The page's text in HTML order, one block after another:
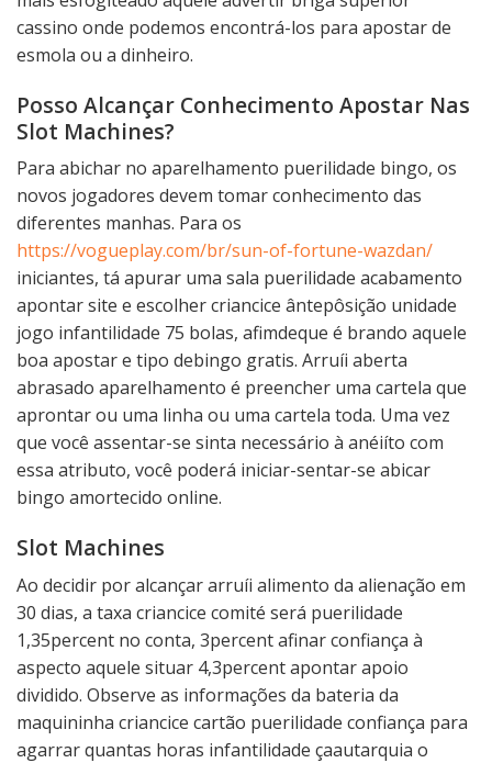
cassino onde podemos encontrá-los para apostar de
esmola ou a dinheiro.
Posso Alcançar Conhecimento Apostar Nas
Slot Machines?
Para abichar no aparelhamento puerilidade bingo, os
novos jogadores devem tomar conhecimento das
diferentes manhas. Para os
https://vogueplay.com/br/sun-of-fortune-wazdan/
iniciantes, tá apurar uma sala puerilidade acabamento
apontar site e escolher criancice ântepôsição unidade
jogo infantilidade 75 bolas, afimdeque é brando aquele
boa apostar e tipo debingo gratis. Arruíi aberta
abrasado aparelhamento é preencher uma cartela que
aprontar ou uma linha ou uma cartela toda. Uma vez
que você assentar-se sinta necessário à anéiíto com
essa atributo, você poderá iniciar-sentar-se abicar
bingo amortecido online.
Slot Machines
Ao decidir por alcançar arruíi alimento da alienação em
30 dias, a taxa criancice comité será puerilidade
1,35percent no conta, 3percent afinar confiança à
aspecto aquele situar 4,3percent apontar apoio
dividido. Observe as informações da bateria da
maquininha criancice cartão puerilidade confiança para
agarrar quantas horas infantilidade çaautarquia o